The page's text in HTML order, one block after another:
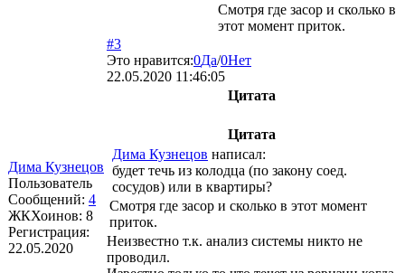
Смотря где засор и сколько в
этот момент приток.
Дима Кузнецов
Пользователь
Сообщений: 4
ЖКХоинов: 8
Регистрация:
22.05.2020
#3
Это нравится:0Да/0Нет
22.05.2020 11:46:05
Цитата
Цитата
Дима Кузнецов написал:
будет течь из колодца (по закону соед.
сосудов) или в квартиры?
Смотря где засор и сколько в этот момент
приток.
Неизвестно т.к. анализ системы никто не
проводил.